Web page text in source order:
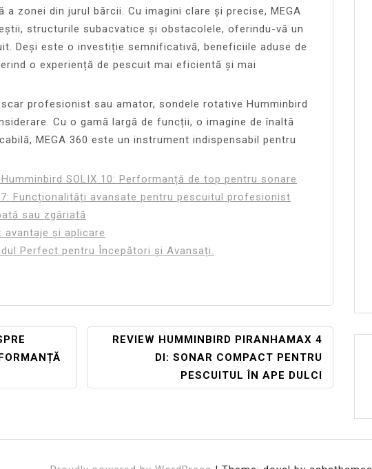
zonei din jurul bărcii. Cu imagini clare și precise, MEGA
structurile subacvatice și obstacolele, oferindu-vă un
Deși este o investiție semnificativă, beneficiile aduse de
o experiență de pescuit mai eficientă și mai
profesionist sau amator, sondele rotative Humminbird
Cu o gamă largă de funcții, o imagine de înaltă
MEGA 360 este un instrument indispensabil pentru
SOLIX 10: Performanță de top pentru sonare
7: Funcționalități avansate pentru pescuitul profesionist
sau zgâriată
și aplicare
Perfect pentru Începători și Avansați.
REVIEW HUMMINBIRD PIRANHAMAX 4
DI: SONAR COMPACT PENTRU
PESCUITUL ÎN APE DULCI